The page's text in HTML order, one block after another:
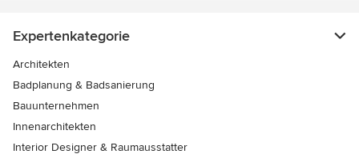
Expertenkategorie
Architekten
Badplanung & Badsanierung
Bauunternehmen
Innenarchitekten
Interior Designer & Raumausstatter